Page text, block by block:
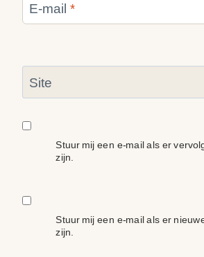
E-mail *
Site
Stuur mij een e-mail als er
zijn.
Stuur mij een e-mail als er
zijn.